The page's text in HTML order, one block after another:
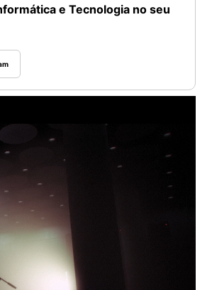
e Tecnologia no seu